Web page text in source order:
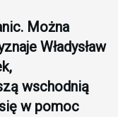
Można
Władysław
wschodnią
w pomoc